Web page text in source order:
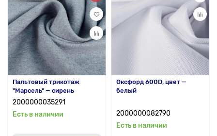
Пальтовый трикотаж
"Марсель" — сирень
2000000035291
Есть в наличии
Оксфорд 600D, цвет —
белый
2000000082790
Есть в наличии